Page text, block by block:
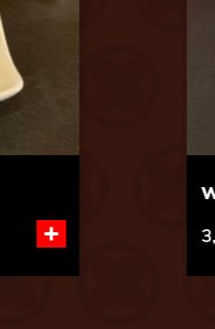
PORTION D'OMELETTE
3,70 €